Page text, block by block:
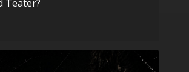
Teater?